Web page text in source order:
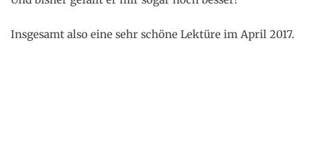
Insgesamt also eine sehr schöne Lektüre im April 2017.